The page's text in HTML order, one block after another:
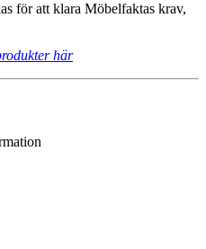
för att klara Möbelfaktas krav,
här